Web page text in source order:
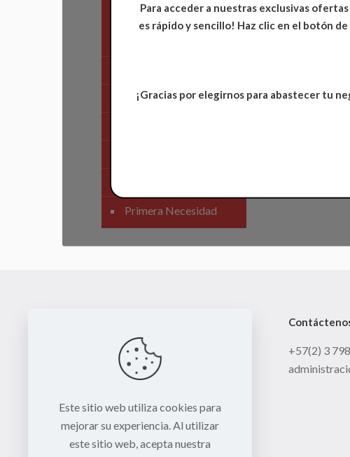
TVS
Partes de Motor
Primera Necesidad
+57(2) 3
Para acceder a nuestras exclusivas
es rápido y sencillo! Haz clic en el botón
¡Gracias por elegirnos para abastecer tu
Este sitio web utiliza cookies para
mejorar su experiencia. Al utilizar
este sitio web, acepta nuestra